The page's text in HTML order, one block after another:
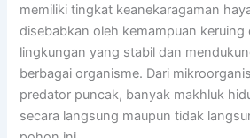
memiliki tingkat keanekaragaman
disebabkan oleh kemampuan keruing
lingkungan yang stabil dan
berbagai organisme. Dari
predator puncak, banyak makhluk
secara langsung maupun tidak